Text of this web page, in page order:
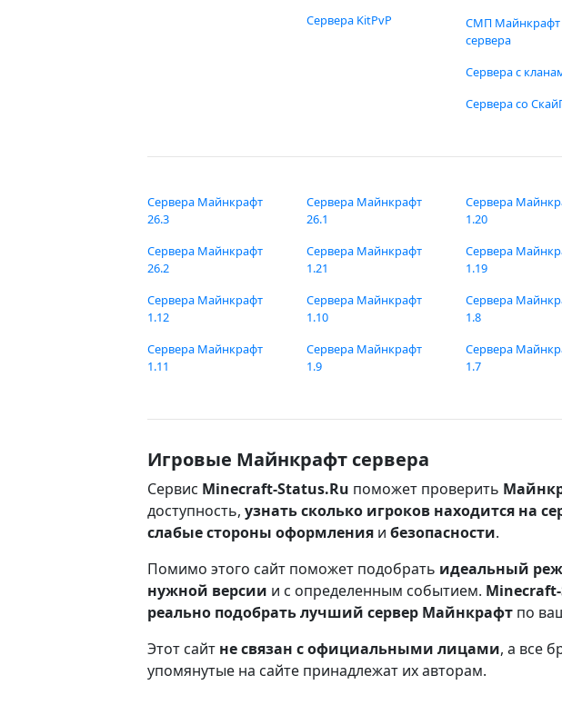
Сервера KitPvP
СМП Майнкрафт
сервера
Сервера с
Сервера со
Сервера Майнкрафт
26.3
Сервера Майнкрафт
26.2
Сервера Майнкрафт
26.1
Сервера Майнкрафт
1.21
Сервера
1.20
Сервера
1.19
Сервера Майнкрафт
1.12
Сервера Майнкрафт
1.11
Сервера Майнкрафт
1.10
Сервера Майнкрафт
1.9
Сервера
1.8
Сервера
1.7
Игровые Майнкрафт сервера
Сервис Minecraft-Status.Ru поможет проверить
доступность, узнать сколько игроков находится на
слабые стороны оформления и безопасности.
Помимо этого сайт поможет подобрать идеальный
нужной версии и с определенным событием.
реально подобрать лучший сервер Майнкрафт по
Этот сайт не связан с официальными лицами, а все
упомянутые на сайте принадлежат их авторам.